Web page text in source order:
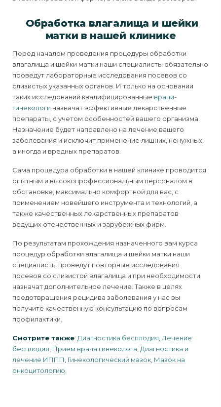
Обработка влагалища и шейки
матки в нашей клинике
Перед началом проведения процедуры обработки
влагалища и шейки матки наши специалисты обязательно
проведут лабораторные исследования посевов со
слизистых указанных органов. И только на основании
таких исследований квалифицированные врачи-
гинекологи назначат эффективные лекарственные
препараты, с учетом особенностей вашего организма.
Назначение будет направлено на лечение вашего
заболевания и исключит применение лишних, ненужных,
а иногда и вредных препаратов.
Сама процедура обработки в нашей клинике проводится
опытным и высокопрофессиональным персоналом в
обстановке, максимально комфортной для вас, с
применением новейшего инструмента и технологий, а
также качественных лекарственных препаратов
ведущих отечественных и зарубежных фирм.
По результатам прохождения назначенного вам курса
процедур обработки влагалища и шейки матки наши
специалисты проведут повторные исследования
посевов со слизистой влагалища и при необходимости
назначат дополнительное лечение. Также в целях
предотвращения рецидива заболевания у нас вы
получите качественную консультацию по вопросам
профилактики.
Смотрите также: Диагностика бесплодия Лечение
бесплодия Прием врача гинеколога Диагностика и
лечение ИППП Гинекологический мазок Мазок на
онкоцитологию